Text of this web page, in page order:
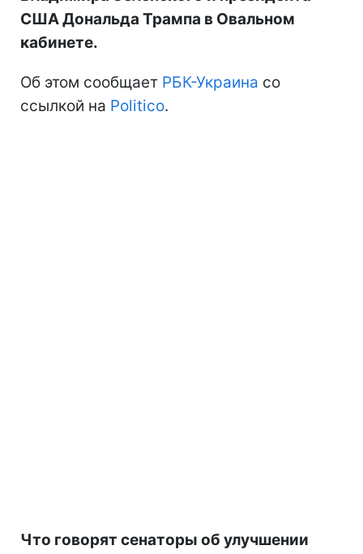
США Дональда Трампа в Овальном
кабинете.
Об этом сообщает РБК-Украина со
ссылкой на Politico.
Что говорят сенаторы об улучшении